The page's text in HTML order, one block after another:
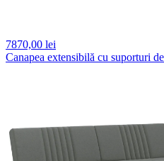
7870,00 lei
Canapea extensibilă cu suporturi